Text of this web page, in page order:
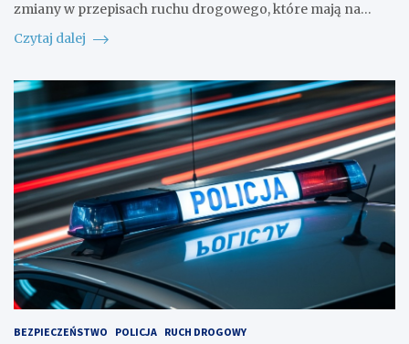
zmiany w przepisach ruchu drogowego, które mają na…
Czytaj dalej
BEZPIECZEŃSTWO POLICJA RUCH DROGOWY